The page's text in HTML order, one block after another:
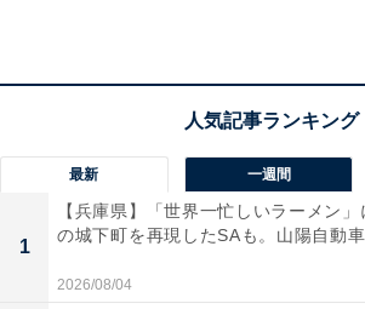
れます。基本的にここでゼロから何か
わけではありません。先生たちがそれ
仕事（校務分掌）についての決定事項
確認し合い、主に当月～翌月の予定を
の場です。
具体的には、体育部会や生徒指導部会
最新 一週間
1
【兵庫県】「世界一忙しいラーメン」
の城下町を再現したSAも。山陽自動車
2026/08/04